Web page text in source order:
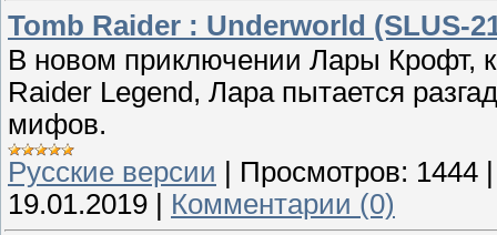
Tomb Raider : Underworld (SLUS-
В новом приключении Лары Крофт,
Raider Legend, Лара пытается
мифов.
Русские версии
Просмотров: 1444
19.01.2019
Комментарии (0)